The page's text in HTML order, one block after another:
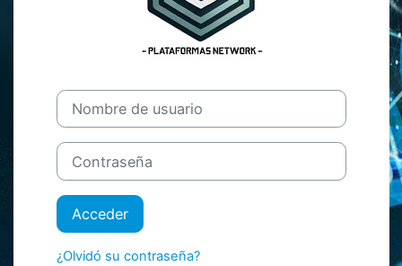
Nombre de usuario
Contraseña
Acceder
¿Olvidó su contraseña?